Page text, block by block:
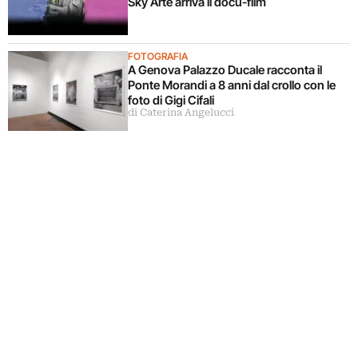
FOTOGRAFIA
A Genova Palazzo Ducale racconta il
Ponte Morandi a 8 anni dal crollo con le
foto di Gigi Cifali
di Caterina Angelucci